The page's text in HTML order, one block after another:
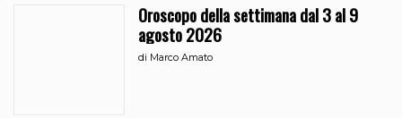
Oroscopo della settimana dal 3 al 9
agosto 2026
di Marco Amato